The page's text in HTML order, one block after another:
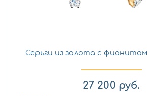
Серьги из золота с фианитом
27 200 руб.